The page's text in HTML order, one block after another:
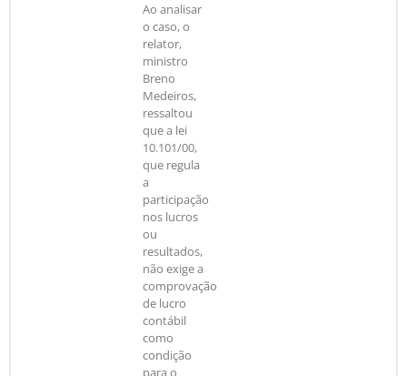
Ao analisar
o caso, o
relator,
ministro
Breno
Medeiros,
ressaltou
que a lei
10.101/00,
que regula
a
participação
nos lucros
ou
resultados,
não exige a
comprovação
de lucro
contábil
como
condição
para o